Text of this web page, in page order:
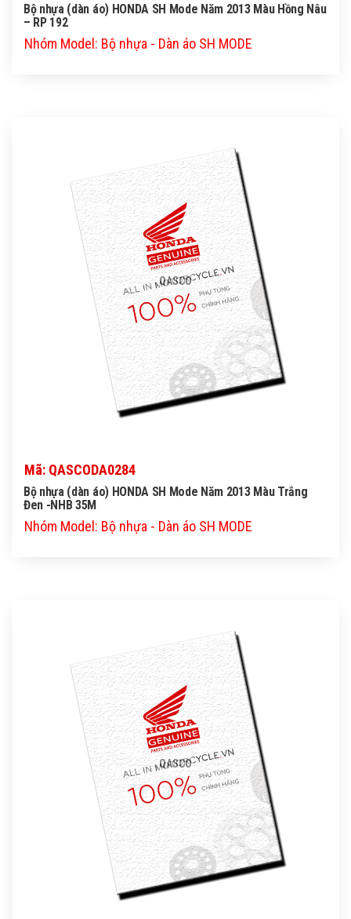
Bộ nhựa (dàn áo) HONDA SH Mode Năm 2013 Màu Hồng Nâu
– RP 192
Nhóm Model: Bộ nhựa - Dàn áo SH MODE
QASCO
Mã: QASCODA0284
Bộ nhựa (dàn áo) HONDA SH Mode Năm 2013 Màu Trắng
Đen -NHB 35M
Nhóm Model: Bộ nhựa - Dàn áo SH MODE
QASCO